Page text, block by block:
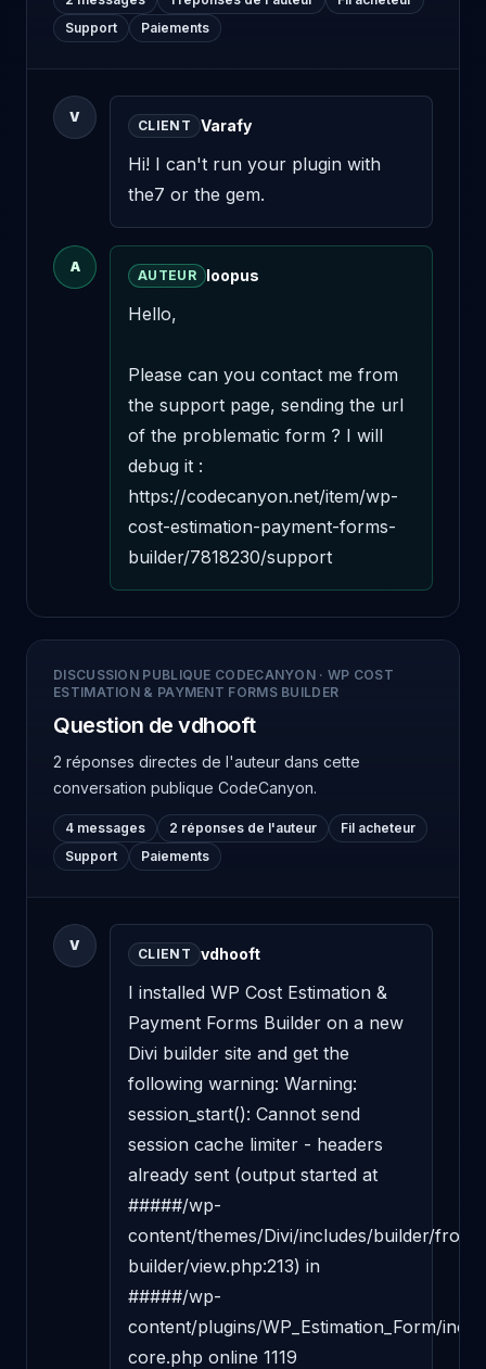
Support
Paiements
V
CLIENT Varafy
Hi! I can't run your plugin with
the7 or the gem.
A
AUTEUR loopus
Hello,
Please can you contact me from
the support page, sending the url
of the problematic form ? I will
debug it :
https://codecanyon.net/item/wp-
cost-estimation-payment-forms-
builder/7818230/support
DISCUSSION PUBLIQUE CODECANYON · WP COST
ESTIMATION & PAYMENT FORMS BUILDER
Question de vdhooft
2 réponses directes de l'auteur dans cette
conversation publique CodeCanyon.
4 messages 2 réponses de l'auteur
Fil acheteur
Support
Paiements
V
CLIENT vdhooft
I installed WP Cost Estimation &
Payment Forms Builder on a new
Divi builder site and get the
following warning: Warning:
session_start(): Cannot send
session cache limiter - headers
already sent (output started at
#####/wp-
content/themes/Divi/includes/builder/
builder/view.php:213) in
#####/wp-
content/plugins/WP_Estimation_Form/
core.php online 1119